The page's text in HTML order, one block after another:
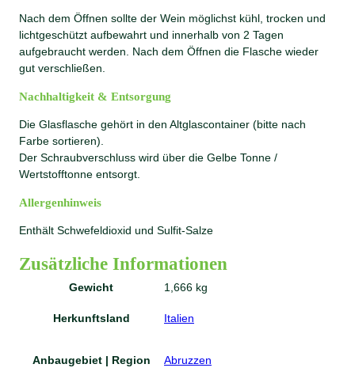
Nach dem Öffnen sollte der Wein möglichst kühl, trocken und
lichtgeschützt aufbewahrt und innerhalb von 2 Tagen
aufgebraucht werden. Nach dem Öffnen die Flasche wieder
gut verschließen.
Nachhaltigkeit & Entsorgung
Die Glasflasche gehört in den Altglascontainer (bitte nach
Farbe sortieren).
Der Schraubverschluss wird über die Gelbe Tonne /
Wertstofftonne entsorgt.
Allergenhinweis
Enthält Schwefeldioxid und Sulfit-Salze
Zusätzliche Informationen
Gewicht 1,666 kg
Herkunftsland Italien
Anbaugebiet | Region Abruzzen